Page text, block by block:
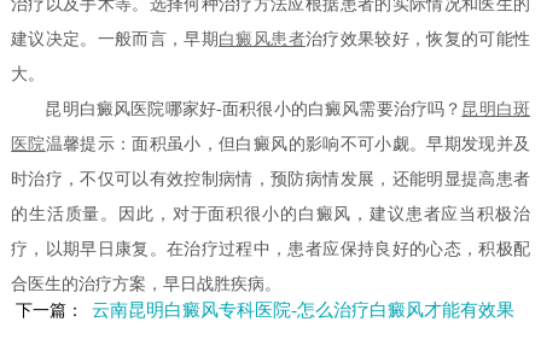
治疗以及手术等。选择何种治疗方法应根据患者的实际情况和医生的
建议决定。一般而言，早期 白癜风患者治疗效果较好，恢复的可能性
大。
昆明白癜风医院哪家好-面积很小的白癜风需要治疗吗？ 昆明白斑
医院温馨提示：面积虽小，但白癜风的影响不可小觑。早期发现并及
时治疗，不仅可以有效控制病情，预防病情发展，还能明显提高患者
的生活质量。因此，对于面积很小的白癜风，建议患者应当积极治
疗，以期早日康复。在治疗过程中，患者应保持良好的心态，积极配
合医生的治疗方案，早日战胜疾病。
下一篇：
云南昆明白癜风专科医院-怎么治疗白癜风才能有效果